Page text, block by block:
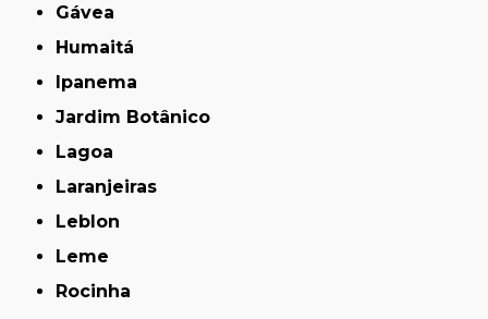
Gávea
Humaitá
Ipanema
Jardim Botânico
Lagoa
Laranjeiras
Leblon
Leme
Rocinha